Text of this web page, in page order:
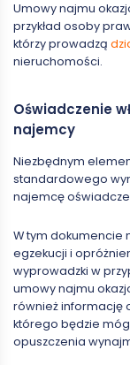
Umowy najmu
przykład osoby
którzy prowadzą
nieruchomości.
Oświadczenie
najemcy
Niezbędnym
standardowego
najemcę
W tym dokumencie
egzekucji i
wyprowadzki w
umowy najmu
również informację
którego będzie
opuszczenia